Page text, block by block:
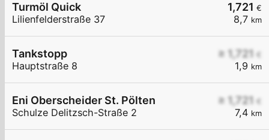
1,721 €
8,7 km
Turmöl Quick
Lilienfelderstraße 37
≥ 1,721 €
1,9 km
Tankstopp
Hauptstraße 8
≥ 1,721 €
7,4 km
Eni Oberscheider St. Pölten
Schulze Delitzsch-Straße 2